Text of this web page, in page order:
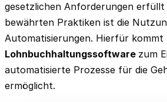
gesetzlichen Anforderungen erfüllt
bewährten Praktiken ist die
Automatisierungen. Hierfür kommt
Lohnbuchhaltungssoftware zum
automatisierte Prozesse für die
ermöglicht.